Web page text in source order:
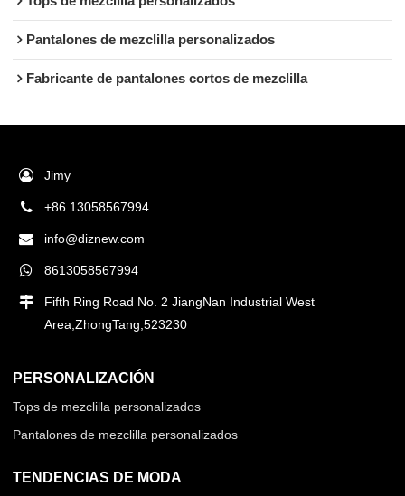
Pantalones de mezclilla personalizados
Fabricante de pantalones cortos de mezclilla
Jimy
+86 13058567994
info@diznew.com
8613058567994
Fifth Ring Road No. 2 JiangNan Industrial West
Area,ZhongTang,523230
PERSONALIZACIÓN
Tops de mezclilla personalizados
Pantalones de mezclilla personalizados
TENDENCIAS DE MODA